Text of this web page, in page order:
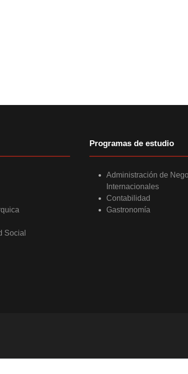
Social
Programas de estudio
Administración de
Internacionales
Contabilidad
Gastronomía